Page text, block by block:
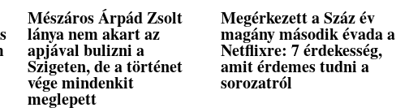
Mészáros Árpád Zsolt
lánya nem akart az
apjával bulizni a
Szigeten, de a történet
vége mindenkit
meglepett
Megérkezett a Száz év
magány második évada a
Netflixre: 7 érdekesség,
amit érdemes tudni a
sorozatról